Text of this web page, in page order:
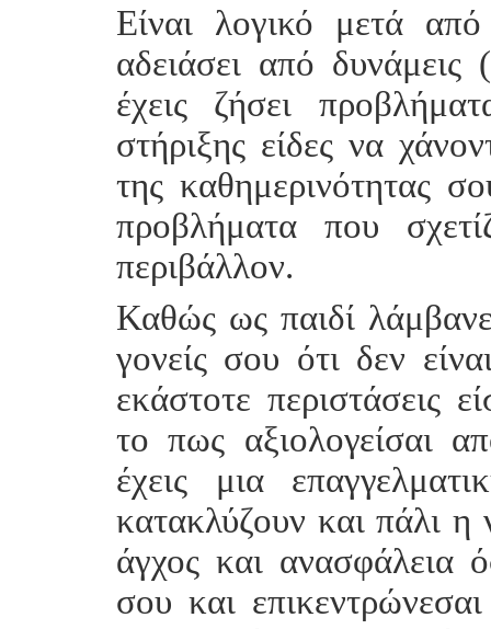
Είναι λογικό μετά
αδειάσει από δυνάμεις
έχεις ζήσει
στήριξης είδες να
της καθημερινότητας
προβλήματα που
περιβάλλον.
Καθώς ως παιδί
γονείς σου ότι δεν
εκάστοτε περιστάσεις
το πως αξιολογείσαι
έχεις μια
κατακλύζουν και πάλι η
άγχος και ανασφάλεια
σου και